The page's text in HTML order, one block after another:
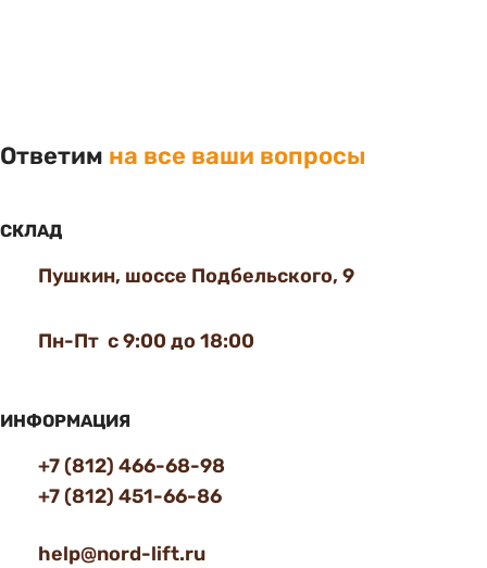
Ответим на все ваши вопросы
СКЛАД
Пушкин, шоссе Подбельского, 9
Пн-Пт с 9:00 до 18:00
ИНФОРМАЦИЯ
+7 (812) 466-68-98
+7 (812) 451-66-86
help@nord-lift.ru